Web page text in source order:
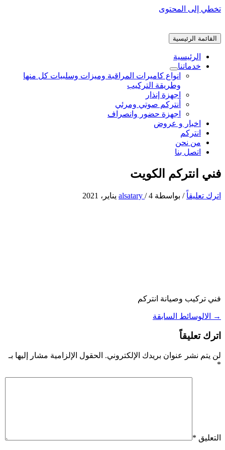
تخطي إلى المحتوى
القائمة الرئيسية
الرئيسية
خدماتنا
انواع كاميرات المراقبة وميزات وسلبيات كل منها
وطريقة التركيب
اجهزة إنذار
أنتركم صوتي ومرئي
اجهزة حضور وانصراف
اخبار و عروض
انتركم
من نحن
اتصل بنا
فني انتركم الكويت
اترك تعليقاً / بواسطة alsatary /4 يناير، 2021
فني تركيب وصيانة انتركم
→ الالوسائط السابقة
اترك تعليقاً
لن يتم نشر عنوان بريدك الإلكتروني. الحقول الإلزامية مشار إليها بـ
*
التعليق *